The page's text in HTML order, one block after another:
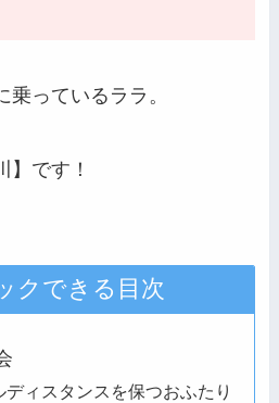
乗っているララ。
】です！
クできる目次
ディスタンスを保つおふたり